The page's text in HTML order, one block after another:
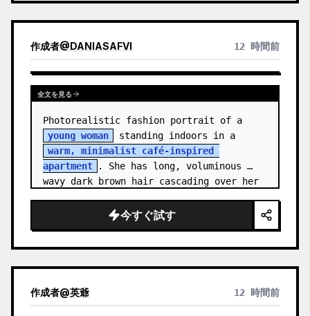
    "background": "{argument
name=\"background style\" default…
作成者@DANIASAFVI 12 時間前
全文を見る
young woman
warm, minimalist café-inspired
apartment
. She has long, voluminous
wavy dark brown hair cascading over her
今すぐ試す
作成者@英爺 12 時間前